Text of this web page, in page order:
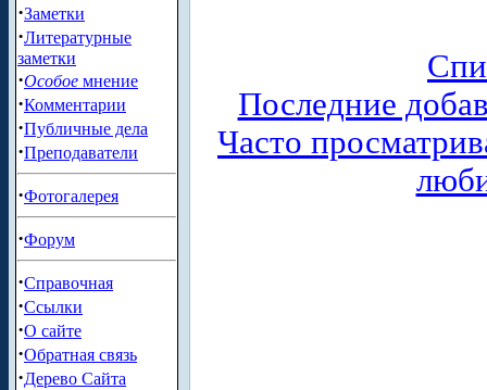
·Заметки
·Литературные
заметки
·Особое мнение
·Комментарии
·Публичные дела
·Преподаватели
·Фотогалерея
·Форум
·Справочная
·Ссылки
·О сайте
·Обратная связь
·Дерево Сайта
Последние
Часто